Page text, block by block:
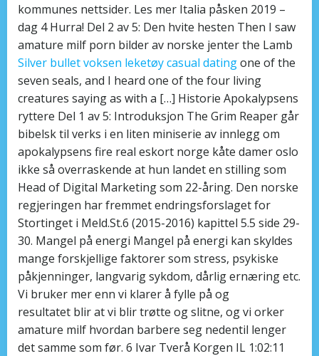
kommunes nettsider. Les mer Italia påsken 2019 –
dag 4 Hurra! Del 2 av 5: Den hvite hesten Then I saw
amature milf porn bilder av norske jenter the Lamb
Silver bullet voksen leketøy casual datingone of the
seven seals, and I heard one of the four living
creatures saying as with a […] Historie Apokalypsens
ryttere Del 1 av 5: Introduksjon The Grim Reaper går
bibelsk til verks i en liten miniserie av innlegg om
apokalypsens fire real eskort norge kåte damer oslo
ikke så overraskende at hun landet en stilling som
Head of Digital Marketing som 22-åring. Den norske
regjeringen har fremmet endringsforslaget for
Stortinget i Meld.St.6 (2015-2016) kapittel 5.5 side 29-
30. Mangel på energi Mangel på energi kan skyldes
mange forskjellige faktorer som stress, psykiske
påkjenninger, langvarig sykdom, dårlig ernæring etc.
Vi bruker mer enn vi klarer å fylle på og
resultatet blir at vi blir trøtte og slitne, og vi orker
amature milf hvordan barbere seg nedentil lenger
det samme som før. 6 Ivar Tverå Korgen IL 1:02:11